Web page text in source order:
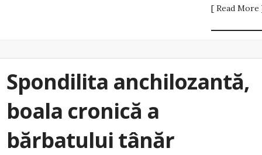
[ Read More
Spondilita anchilozantă,
boala cronică a
bărbatului tânăr